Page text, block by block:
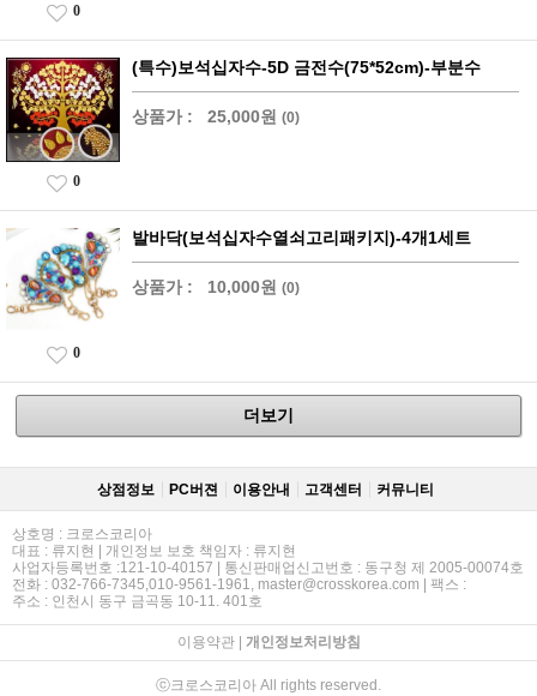
0
(특수)보석십자수-5D 금전수(75*52cm)-부분수
상품가 : 25,000원 (0)
0
발바닥(보석십자수열쇠고리패키지)-4개1세트
상품가 : 10,000원 (0)
0
더보기
상점정보 PC버젼 이용안내 고객센터 커뮤니티
상호명 : 크로스코리아
대표 : 류지현 | 개인정보 보호 책임자 : 류지현
사업자등록번호 :121-10-40157 | 통신판매업신고번호 : 동구청 제 2005-00074호
전화 : 032-766-7345,010-9561-1961, master@crosskorea.com | 팩스 :
주소 : 인천시 동구 금곡동 10-11. 401호
이용약관| 개인정보처리방침
ⓒ크로스코리아 All rights reserved.